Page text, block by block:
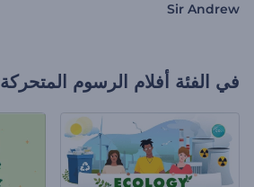
Sir Andrew
في الفئة أفلام الرسوم المتحركة